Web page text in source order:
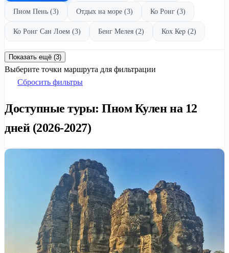
Пном Пень (3) Отдых на море (3) Ко Ронг (3)
Ко Ронг Сан Лоем (3) Бенг Мелея (2) Кох Кер (2)
Показать ещё (3)
Выберите точки маршрута для фильтрации
Сбросить фильтры
Доступные туры: Пном Кулен на 12
дней (2026-2027)